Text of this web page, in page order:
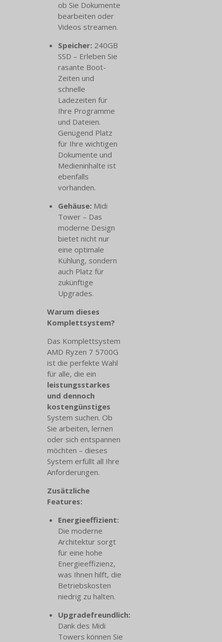
ob Sie Dokumente
bearbeiten oder
Videos streamen.
Speicher: 240GB
SSD – Erleben Sie
rasante Boot-
Zeiten und
schnelle
Ladezeiten für
Ihre Programme
und Dateien.
Genügend Platz
für Ihre wichtigen
Dokumente und
Medieninhalte ist
ebenfalls
vorhanden.
Gehäuse: Midi
Tower – Das
moderne Design
bietet nicht nur
eine optimale
Kühlung, sondern
auch Platz für
zukünftige
Upgrades.
Warum dieses
Komplettsystem?
Das Komplettsystem
AMD Ryzen 7 5700G
ist die perfekte Wahl
für alle, die ein
leistungsstarkes
und dennoch
kostengünstiges
System suchen. Ob
Sie arbeiten, lernen
oder sich entspannen
möchten – dieses
System erfüllt all Ihre
Anforderungen.
Zusätzliche
Features:
Energieeffizient:
Die moderne
Architektur sorgt
für eine hohe
Energieeffizienz,
was Ihnen hilft, die
Betriebskosten
niedrig zu halten.
Upgradefreundlich:
Dank des Midi
Towers können Sie